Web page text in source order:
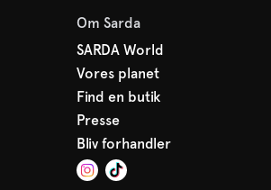
Om Sarda
SARDA World
Vores planet
Find en butik
Presse
Bliv forhandler